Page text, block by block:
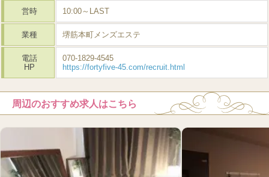
営時 10:00～LAST
業種 堺筋本町メンズエステ
電話
HP
070-1829-4545
https://fortyfive-45.com/recruit.html
周辺のおすすめ求人はこちら